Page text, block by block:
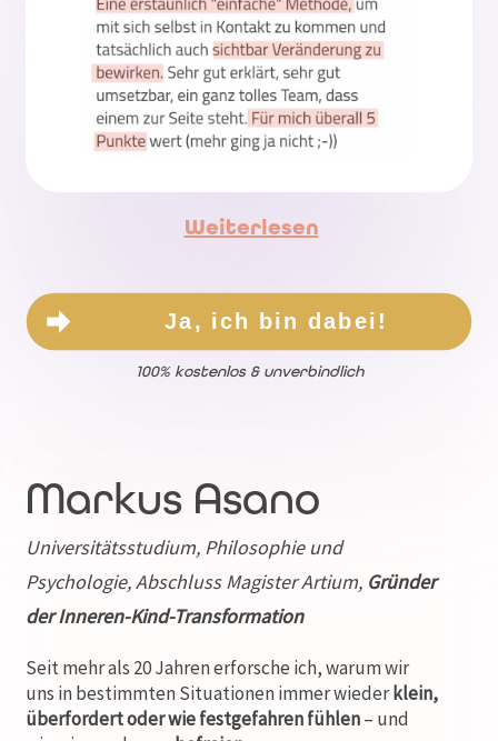
Weiterlesen
Ja, ich bin dabei!
100% kostenlos & unverbindlich
Markus Asano
Universitätsstudium, Philosophie und
Psychologie, Abschluss Magister Artium, Gründer
der Inneren-Kind-Transformation
Seit mehr als 20 Jahren erforsche ich, warum wir
uns in bestimmten Situationen immer wiederklein,
überfordert oder wie festgefahren fühlen– und